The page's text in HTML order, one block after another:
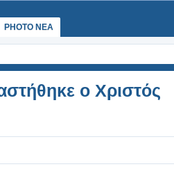
PHOTO NEA
ο Χριστός